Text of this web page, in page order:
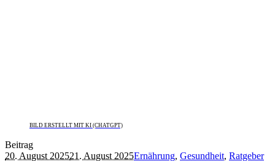
BILD ERSTELLT MIT KI (CHATGPT)
Beitrag
20. August 202521. August 2025Ernährung, Gesundheit, Ratgeber